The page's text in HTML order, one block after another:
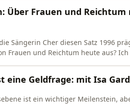
in sich: tief sitzende Muster
Über Frauen und
Sängerin Cher diesen Satz 1996
Frauen und Reichtum heute aus?
entgegensteh
eine Geldfrage: mit Isa
ist ein wichtiger Meilenstein,